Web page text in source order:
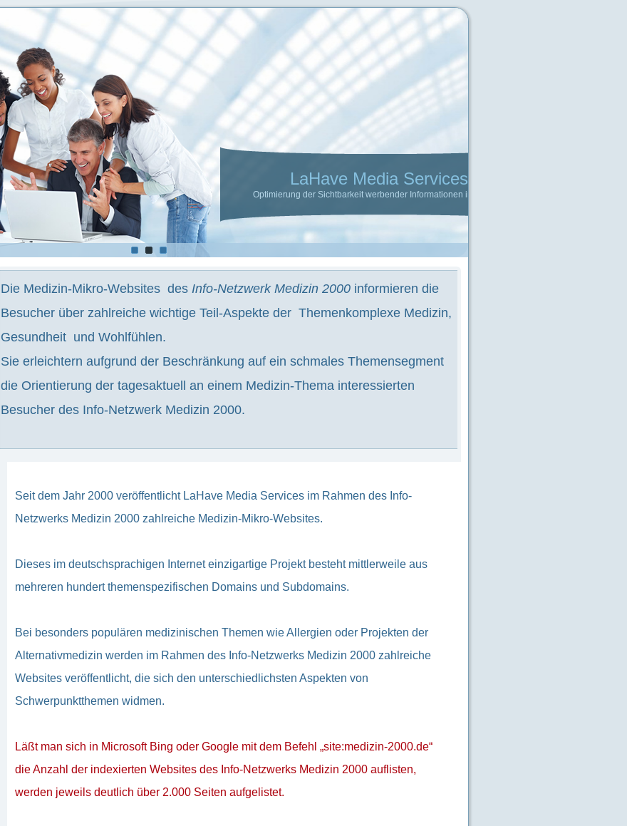
LaHave Media Services
Optimierung der Sichtbarkeit werbender Informationen im Internet
Die Medizin-Mikro-Websites des Info-Netzwerk Medizin 2000 informieren die
Besucher über zahlreiche wichtige Teil-Aspekte der Themenkomplexe Medizin,
Gesundheit und Wohlfühlen.
Sie erleichtern aufgrund der Beschränkung auf ein schmales Themensegment
die Orientierung der tagesaktuell an einem Medizin-Thema interessierten
Besucher des Info-Netzwerk Medizin 2000.